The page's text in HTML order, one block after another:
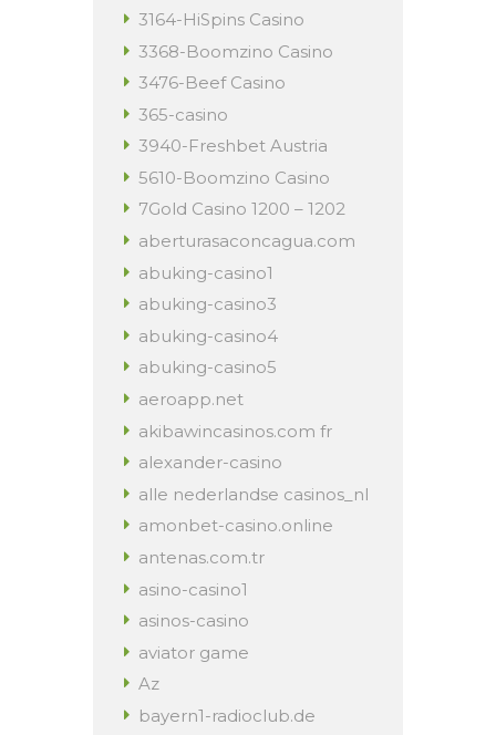
3164-HiSpins Casino
3368-Boomzino Casino
3476-Beef Casino
365-casino
3940-Freshbet Austria
5610-Boomzino Casino
7Gold Casino 1200 – 1202
aberturasaconcagua.com
abuking-casino1
abuking-casino3
abuking-casino4
abuking-casino5
aeroapp.net
akibawincasinos.com fr
alexander-casino
alle nederlandse casinos_nl
amonbet-casino.online
antenas.com.tr
asino-casino1
asinos-casino
aviator game
Az
bayern1-radioclub.de